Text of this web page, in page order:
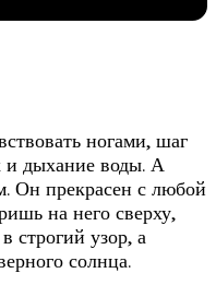
ногами, шаг
и дыхание воды. А
Он прекрасен с любой
на него сверху,
строгий узор, а
солнца.